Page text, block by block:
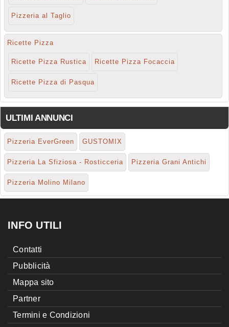
Pizzeria al Taglio
Ricette Pizza
Ricette Pizza Rustica Ricette Pizza Focaccia
Ricette Pizza di Pasqua
ULTIMI ANNUNCI
Pizzeria EverGreen GUSTOMIX
Pizzeria La Sfiziosa - Rosticceria Pizzeria Grani Antichi
Pizzeria Molino Milano
INFO UTILI
Contatti
Pubblicità
Mappa sito
Partner
Termini e Condizioni